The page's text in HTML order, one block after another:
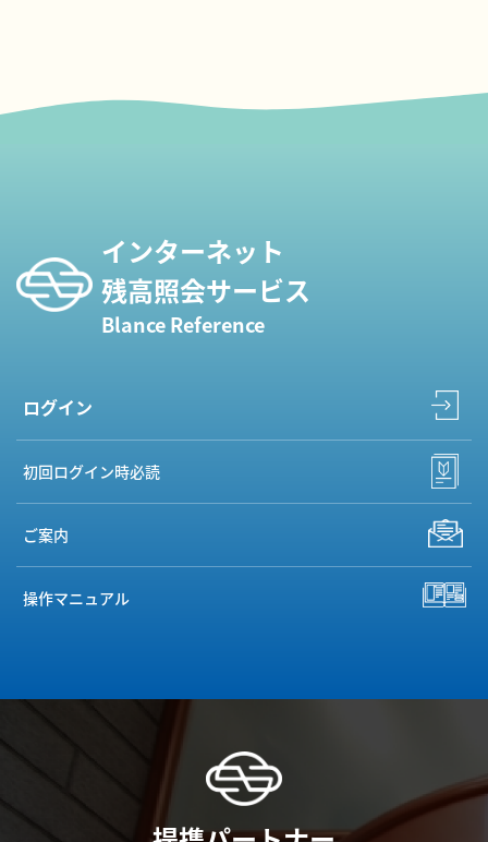
インターネット
残高照会サービス
Blance Reference
ログイン
初回ログイン時必読
ご案内
操作マニュアル